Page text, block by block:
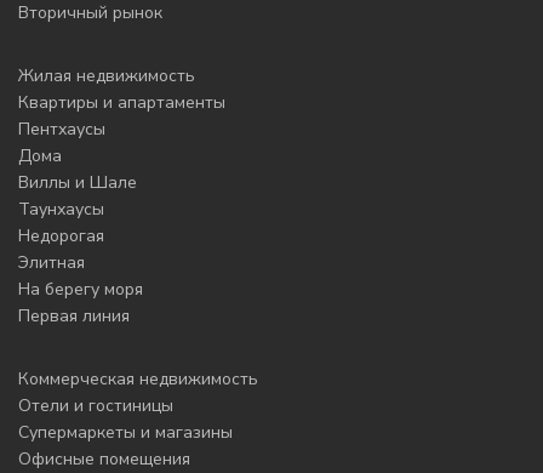
Вторичный рынок
Жилая недвижимость
Квартиры и апартаменты
Пентхаусы
Дома
Виллы и Шале
Таунхаусы
Недорогая
Элитная
На берегу моря
Первая линия
Коммерческая недвижимость
Отели и гостиницы
Супермаркеты и магазины
Офисные помещения